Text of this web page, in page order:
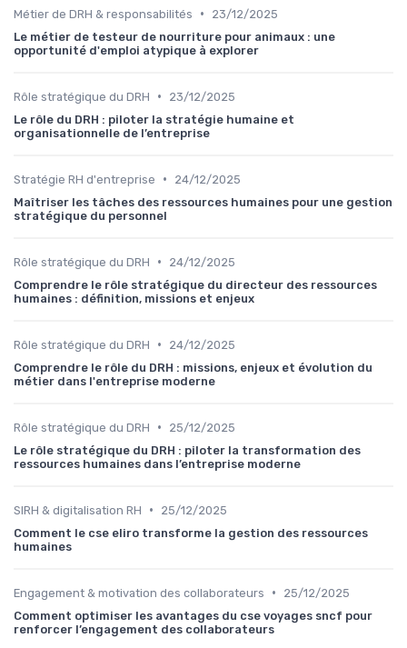
Métier de DRH & responsabilités •
23/12/2025
Le métier de testeur de nourriture pour animaux : une
opportunité d'emploi atypique à explorer
Rôle stratégique du DRH •
23/12/2025
Le rôle du DRH : piloter la stratégie humaine et
organisationnelle de l’entreprise
Stratégie RH d'entreprise •
24/12/2025
Maîtriser les tâches des ressources humaines pour une gestion
stratégique du personnel
Rôle stratégique du DRH •
24/12/2025
Comprendre le rôle stratégique du directeur des ressources
humaines : définition, missions et enjeux
Rôle stratégique du DRH •
24/12/2025
Comprendre le rôle du DRH : missions, enjeux et évolution du
métier dans l'entreprise moderne
Rôle stratégique du DRH •
25/12/2025
Le rôle stratégique du DRH : piloter la transformation des
ressources humaines dans l’entreprise moderne
SIRH & digitalisation RH •
25/12/2025
Comment le cse eliro transforme la gestion des ressources
humaines
Engagement & motivation des collaborateurs •
25/12/2025
Comment optimiser les avantages du cse voyages sncf pour
renforcer l’engagement des collaborateurs